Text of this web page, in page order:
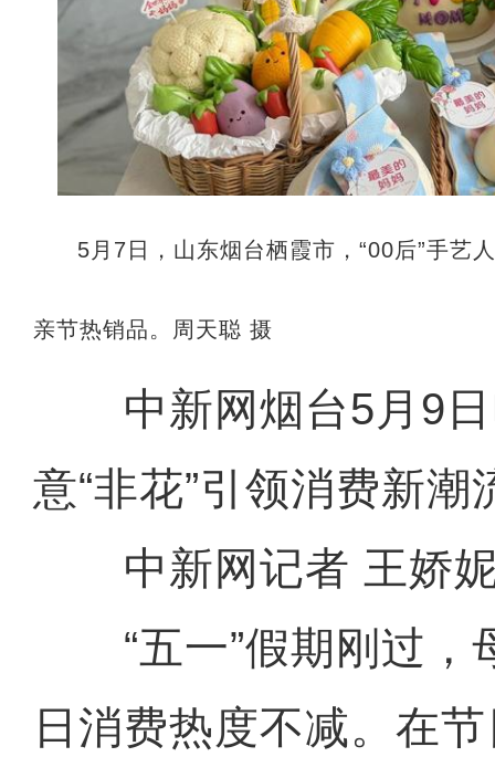
5月7日，山东烟台栖霞市，“00后”手艺
亲节热销品。周天聪 摄
中新网烟台5月9日
意“非花”引领消费新潮
中新网记者 王娇
“五一”假期刚过，
日消费热度不减。在